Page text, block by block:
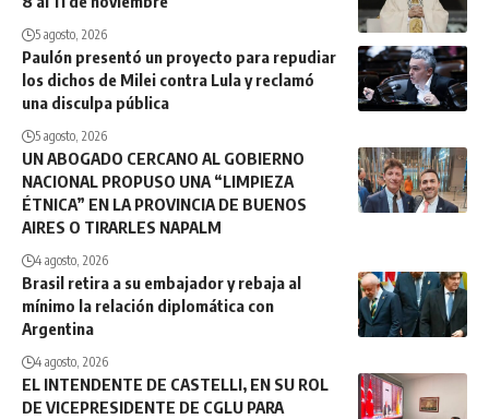
5 agosto, 2026
Paulón presentó un proyecto para repudiar
los dichos de Milei contra Lula y reclamó
una disculpa pública
5 agosto, 2026
UN ABOGADO CERCANO AL GOBIERNO
NACIONAL PROPUSO UNA “LIMPIEZA
ÉTNICA” EN LA PROVINCIA DE BUENOS
AIRES O TIRARLES NAPALM
4 agosto, 2026
Brasil retira a su embajador y rebaja al
mínimo la relación diplomática con
Argentina
4 agosto, 2026
EL INTENDENTE DE CASTELLI, EN SU ROL
DE VICEPRESIDENTE DE CGLU PARA